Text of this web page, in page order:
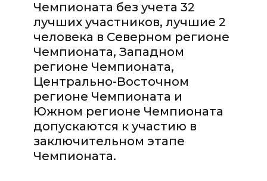
Чемпионата без учета 32
лучших участников, лучшие 2
человека в Северном регионе
Чемпионата, Западном
регионе Чемпионата,
Центрально-Восточном
регионе Чемпионата и
Южном регионе Чемпионата
допускаются к участию в
заключительном этапе
Чемпионата.